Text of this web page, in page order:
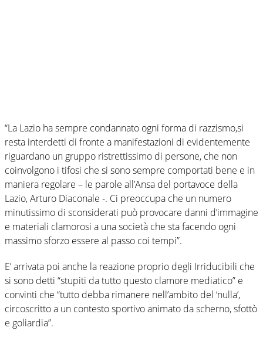
“La Lazio ha sempre condannato ogni forma di razzismo,si
resta interdetti di fronte a manifestazioni di evidentemente
riguardano un gruppo ristrettissimo di persone, che non
coinvolgono i tifosi che si sono sempre comportati bene e in
maniera regolare – le parole all’Ansa del portavoce della
Lazio, Arturo Diaconale -. Ci preoccupa che un numero
minutissimo di sconsiderati può provocare danni d’immagine
e materiali clamorosi a una società che sta facendo ogni
massimo sforzo essere al passo coi tempi”.
E’ arrivata poi anche la reazione proprio degli Irriducibili che
si sono detti “stupiti da tutto questo clamore mediatico” e
convinti che “tutto debba rimanere nell’ambito del ‘nulla’,
circoscritto a un contesto sportivo animato da scherno, sfottò
e goliardia”.